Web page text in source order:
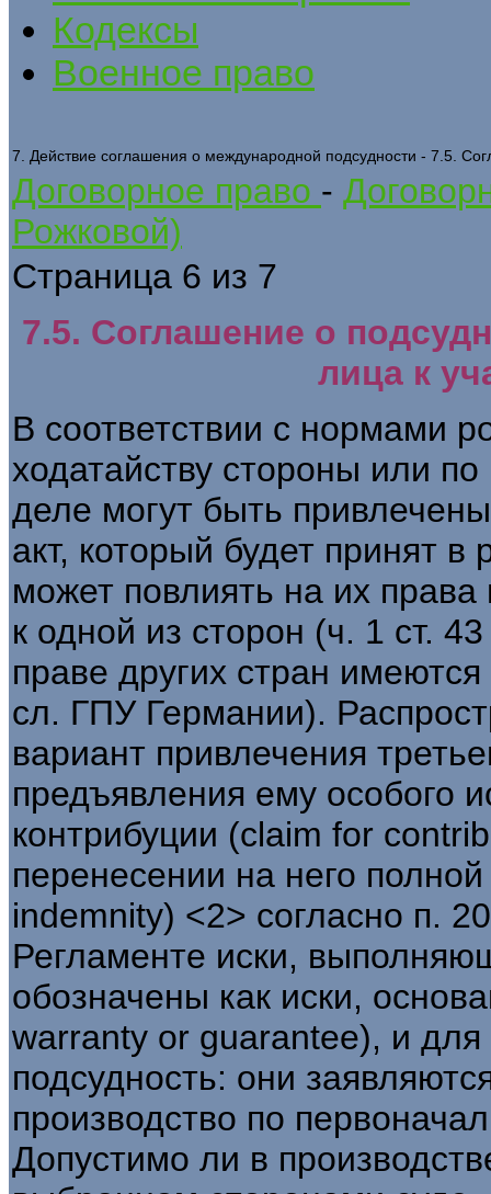
Кодексы
Военное право
7. Действие соглашения о международной подсудности - 7.5.
Договорное право -
Рожковой)
Страница 6 из 7
7.5. Соглашение о
лица к
В соответствии с нормами
ходатайству стороны или
деле могут быть
акт, который будет принят в
может повлиять на их
к одной из сторон (ч. 1 ст.
праве других стран
сл. ГПУ Германии).
вариант привлечения
предъявления ему особого
контрибуции (claim for
перенесении на него
indemnity) <2> согласно п.
Регламенте иски,
обозначены как иски,
warranty or guarantee), и
подсудность: они
производство по
Допустимо ли в